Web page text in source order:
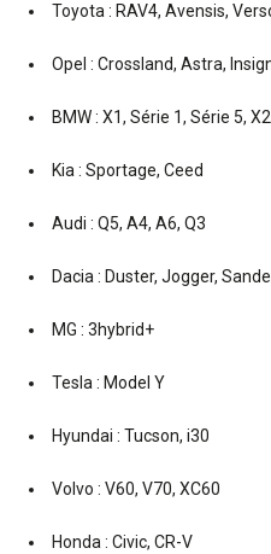
Toyota : RAV4, Avensis,
Opel : Crossland, Astra,
BMW : X1, Série 1, Série 5, X2
Kia : Sportage, Ceed
Audi : Q5, A4, A6, Q3
Dacia : Duster, Jogger,
MG : 3hybrid+
Tesla : Model Y
Hyundai : Tucson, i30
Volvo : V60, V70, XC60
Honda : Civic, CR-V